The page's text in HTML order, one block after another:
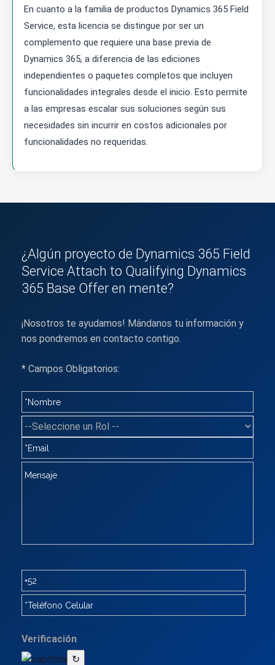
En cuanto a la familia de productos Dynamics 365 Field
Service, esta licencia se distingue por ser un
complemento que requiere una base previa de
Dynamics 365, a diferencia de las ediciones
independientes o paquetes completos que incluyen
funcionalidades integrales desde el inicio. Esto permite
a las empresas escalar sus soluciones según sus
necesidades sin incurrir en costos adicionales por
funcionalidades no requeridas.
¿Algún proyecto de Dynamics 365 Field
Service Attach to Qualifying Dynamics
365 Base Offer en mente?
¡Nosotros te ayudamos! Mándanos tu información y
nos pondremos en contacto contigo.
* Campos Obligatorios:
Verificación
↻